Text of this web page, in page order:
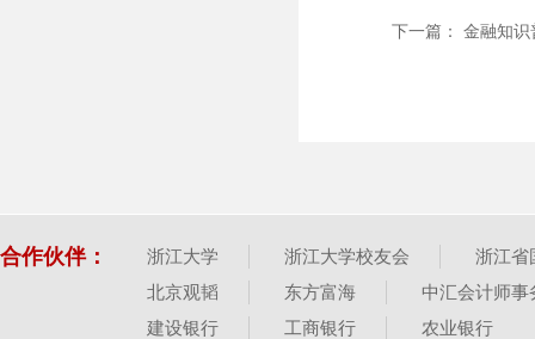
下一篇： 金融知
合作伙伴： 浙江大学 浙江大学校友会
浙江省
北京观韬
东方富海
中汇会计师事
建设银行
工商银行 农业银行